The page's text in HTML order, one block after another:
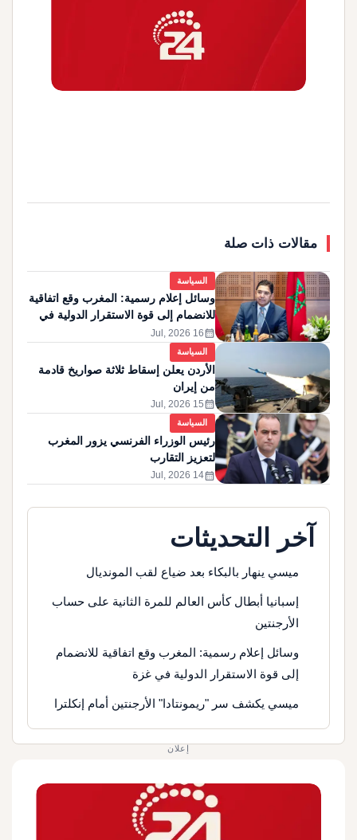
مقالات ذات صلة
السياسة
وسائل إعلام رسمية: المغرب وقع اتفاقية
للانضمام إلى قوة الاستقرار الدولية في
غزة
calendar_month
16 Jul, 2026
السياسة
الأردن يعلن إسقاط ثلاثة صواريخ قادمة
من إيران
calendar_month
15 Jul, 2026
السياسة
رئيس الوزراء الفرنسي يزور المغرب
لتعزيز التقارب
calendar_month
14 Jul, 2026
آخر التحديثات
ميسي ينهار بالبكاء بعد ضياع لقب المونديال
إسبانيا أبطال كأس العالم للمرة الثانية على حساب
الأرجنتين
وسائل إعلام رسمية: المغرب وقع اتفاقية للانضمام
إلى قوة الاستقرار الدولية في غزة
ميسي يكشف سر "ريمونتادا" الأرجنتين أمام إنكلترا
إعلان